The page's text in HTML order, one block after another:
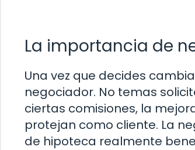
La importancia de
Una vez que decides
negociador. No temas
ciertas comisiones, la
protejan como cliente. La
de hipoteca realmente